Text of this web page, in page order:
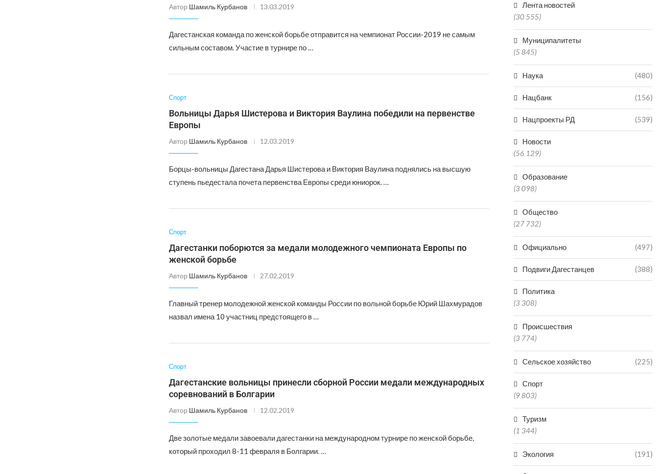
Автор Шамиль Курбанов 13.03.2019
Дагестанская команда по женской борьбе отправится на чемпионат России-2019 не самым
сильным составом. Участие в турнире по …
Спорт
Вольницы Дарья Шистерова и Виктория Ваулина победили на первенстве
Европы
Автор Шамиль Курбанов 12.03.2019
Борцы-вольницы Дагестана Дарья Шистерова и Виктория Ваулина поднялись на высшую
ступень пьедестала почета первенства Европы среди юниорок. …
Спорт
Дагестанки поборются за медали молодежного чемпионата Европы по
женской борьбе
Автор Шамиль Курбанов 27.02.2019
Главный тренер молодежной женской команды России по вольной борьбе Юрий Шахмурадов
назвал имена 10 участниц предстоящего в …
Спорт
Дагестанские вольницы принесли сборной России медали международных
соревнований в Болгарии
Автор Шамиль Курбанов 12.02.2019
Две золотые медали завоевали дагестанки на международном турнире по женской борьбе,
который проходил 8-11 февраля в Болгарии. …
Лента новостей
(30 555)
Муниципалитеты
(5 845)
Наука (480)
Нацбанк (156)
Нацпроекты РД (539)
Новости
(56 129)
Образование
(3 098)
Общество
(27 732)
Официально (497)
Подвиги Дагестанцев (388)
Политика
(3 308)
Происшествия
(3 774)
Сельское хозяйство (225)
Спорт
(9 803)
Туризм
(1 344)
Экология (191)